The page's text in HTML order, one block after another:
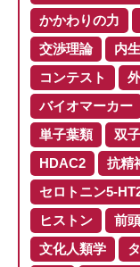
かかわりの力
交渉理論
内
コンテスト
バイオマーカー
単子葉類
双
HDAC2
抗精
セロトニン5-
ヒストン
前
文化人類学